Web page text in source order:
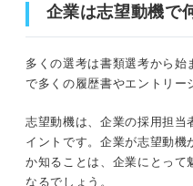
企業は志望動機で
多くの選考は書類選考から始
で多くの履歴書やエントリー
志望動機は、企業の採用担当
イントです。企業が志望動
か知ることは、企業にとって
なるでしょう。